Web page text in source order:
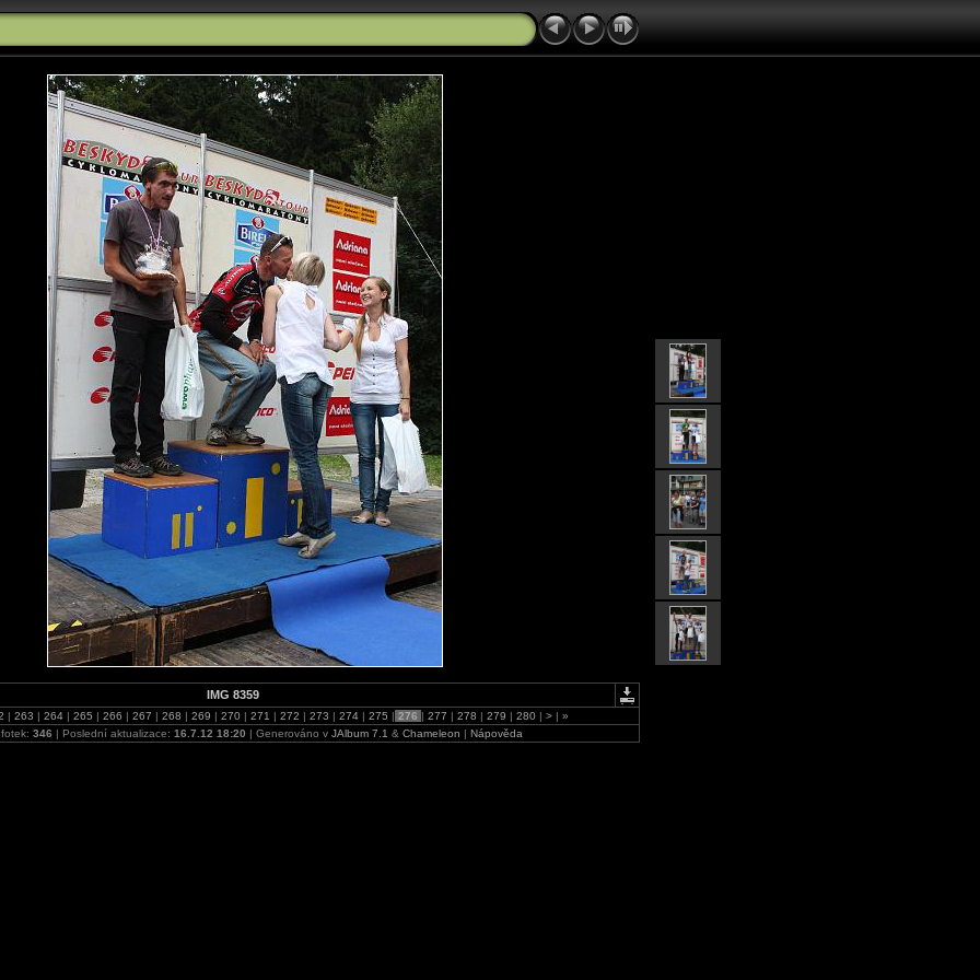
IMG 8359
| 263 | 264 | 265 | 266 | 267 | 268 | 269 | 270 | 271 | 272 | 273 | 274 | 275 | 276 | 277 | 278 | 279 | 280 | > | »
346 | Poslední aktualizace: 16.7.12 18:20 | Generováno v JAlbum 7.1 & Chameleon | Nápověda